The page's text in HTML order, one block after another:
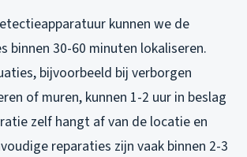
kunnen we de
binnen 30-60 minuten lokaliseren.
bijvoorbeeld bij verborgen
of muren, kunnen 1-2 uur in beslag
zelf hangt af van de locatie en
reparaties zijn vaak binnen 2-3